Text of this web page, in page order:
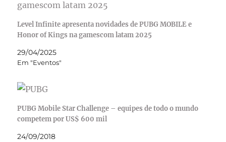
Level Infinite apresenta novidades de PUBG MOBILE e
Honor of Kings na gamescom latam 2025
29/04/2025
Em "Eventos"
PUBG Mobile Star Challenge – equipes de todo o mundo
competem por US$ 600 mil
24/09/2018